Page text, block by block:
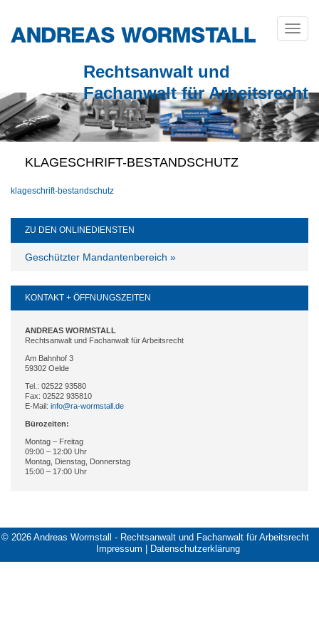
content
Rechtsanwalt und
Fachanwalt für Arbeitsrecht
KLAGESCHRIFT-BESTANDSCHUTZ
klageschrift-bestandschutz
ZU DEN ONLINEDIENSTEN
Geschützter Mandantenbereich »
KONTAKT + ÖFFNUNGSZEITEN
ANDREAS WORMSTALL
Rechtsanwalt und Fachanwalt für Arbeitsrecht
Am Bahnhof 3
59302 Oelde
Tel.: 02522 93580
Fax: 02522 935810
E-Mail: info@ra-wormstall.de
Bürozeiten:
Montag – Freitag
09:00 – 12:00 Uhr
Montag, Dienstag, Donnerstag
15:00 – 17:00 Uhr
© 2026 Andreas Wormstall - Rechtsanwalt und Fachanwalt für Arbeitsrecht
Impressum
Datenschutzerklärung